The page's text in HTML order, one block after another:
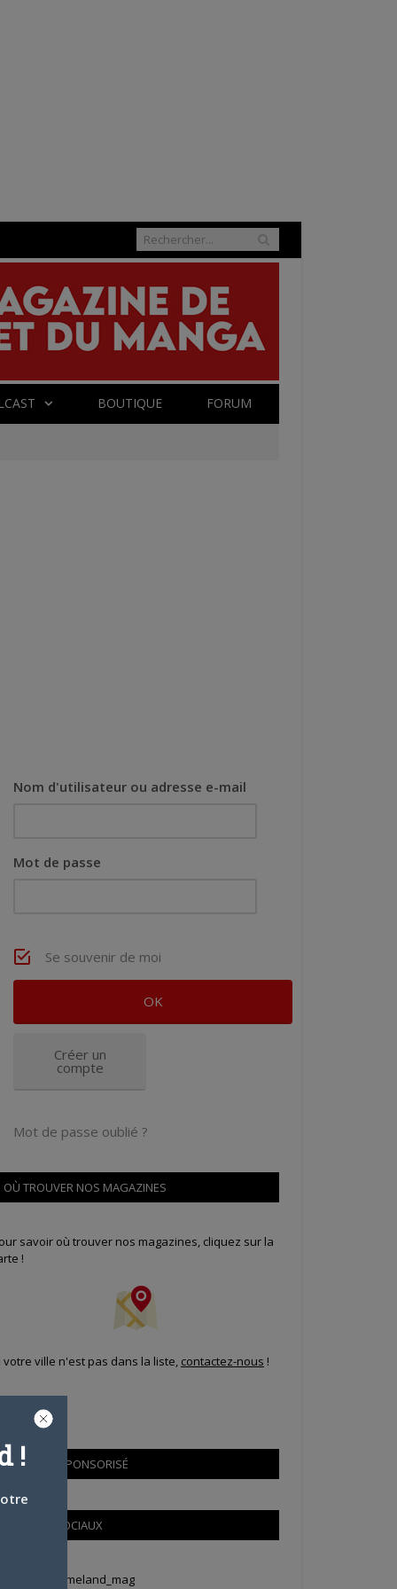
BOUTIQUE FORUM
Nom d'utilisateur ou adresse e-mail
Mot de passe
Se souvenir de moi
Créer un
compte
Mot de passe oublié ?
OÙ TROUVER NOS MAGAZINES
savoir où trouver nos magazines, cliquez sur la
!
votre ville n'est pas dans la liste, contactez-nous !
CONTENU SPONSORISÉ
RÉSEAUX SOCIAUX
Tweets by Animeland_mag
!